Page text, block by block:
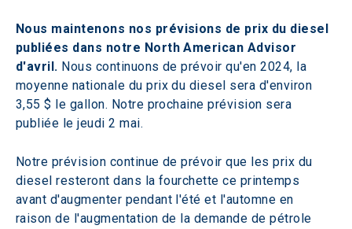
Nous maintenons nos prévisions de prix du diesel
publiées dans notre North American Advisor
d'avril. Nous continuons de prévoir qu'en 2024, la
moyenne nationale du prix du diesel sera d'environ
3,55 $ le gallon. Notre prochaine prévision sera
publiée le jeudi 2 mai.
Notre prévision continue de prévoir que les prix du
diesel resteront dans la fourchette ce printemps
avant d'augmenter pendant l'été et l'automne en
raison de l'augmentation de la demande de pétrole